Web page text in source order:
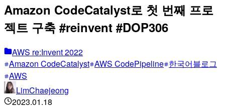
Amazon CodeCatalyst로 첫 번째 프로
젝트 구축 #reinvent #DOP306
AWS re:Invent 2022
Amazon CodeCatalyst AWS CodePipeline 한국어블로그
AWS
LimChaejeong
2023.01.18